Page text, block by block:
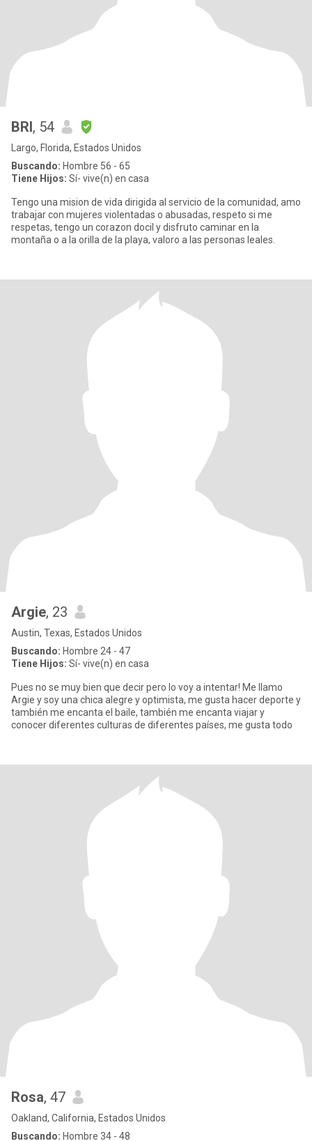
BRI, 54
Largo, Florida, Estados Unidos
Buscando: Hombre 56 - 65
Tiene Hijos: Sí- vive(n) en casa
Tengo una mision de vida dirigida al servicio de la comunidad, amo
trabajar con mujeres violentadas o abusadas, respeto si me
respetas, tengo un corazon docil y disfruto caminar en la
montaña o a la orilla de la playa, valoro a las personas leales.
Argie, 23
Austin, Texas, Estados Unidos
Buscando: Hombre 24 - 47
Tiene Hijos: Sí- vive(n) en casa
Pues no se muy bien que decir pero lo voy a intentar! Me llamo
Argie y soy una chica alegre y optimista, me gusta hacer deporte y
también me encanta el baile, también me encanta viajar y
conocer diferentes culturas de diferentes países, me gusta todo
Rosa, 47
Oakland, California, Estados Unidos
Buscando: Hombre 34 - 48